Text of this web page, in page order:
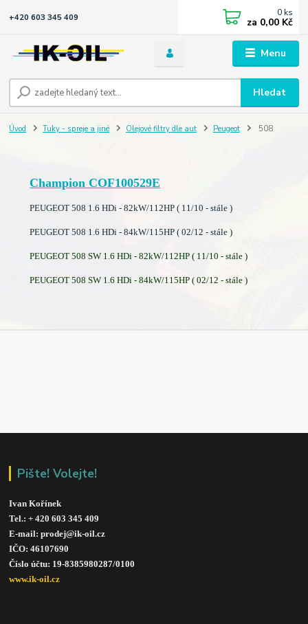
Menu
Hledat
+420 603 345 409 0 ks
za 0,00 Kč
Úvod Tuky - spreje a jiné Olejové filtry dle aut Peugeot 508
Champion COF100529E
PEUGEOT 508 1.6 HDi - 82kW/112HP ( 11/10 - stále )
PEUGEOT 508 1.6 HDi - 84kW/115HP ( 02/12 - stále )
PEUGEOT 508 SW 1.6 HDi - 82kW/112HP ( 11/10 - stále )
PEUGEOT 508 SW 1.6 HDi - 84kW/115HP ( 02/12 - stále )
Pište! Volejte!
Ivan Kořínek
Tel.: + 420 603 345 409
E-mail: prodej@ik-oil.cz
IČO: 46107690
Číslo účtu: 19-8385980287/0100
www.ik-oil.cz